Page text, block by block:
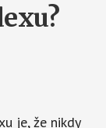
je, že nikdy